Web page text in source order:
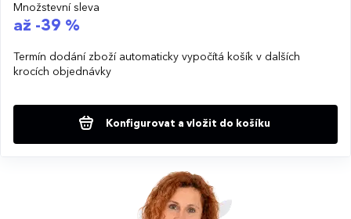
Množstevní sleva
až -39 %
Termín dodání zboží automaticky vypočítá košík v dalších
krocích objednávky
Konfigurovat a vložit do košíku